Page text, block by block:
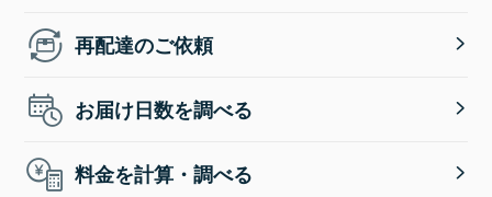
再配達のご依頼
お届け日数を調べる
料金を計算・調べる